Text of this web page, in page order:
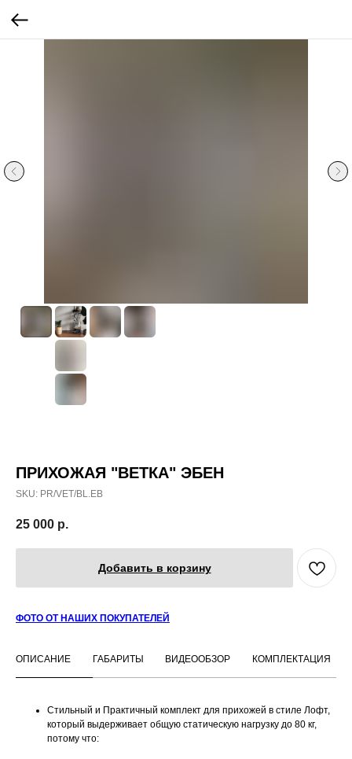
ПРИХОЖАЯ "ВЕТКА" ЭБЕН
SKU: PR/VET/BL.EB
25 000 р.
Добавить в корзину
ФОТО ОТ НАШИХ ПОКУПАТЕЛЕЙ
ОПИСАНИЕ ГАБАРИТЫ ВИДЕООБЗОР КОМПЛЕКТАЦИЯ
Стильный и Практичный комплект для прихожей в стиле Лофт,
который выдерживает общую статическую нагрузку до 80 кг,
потому что: